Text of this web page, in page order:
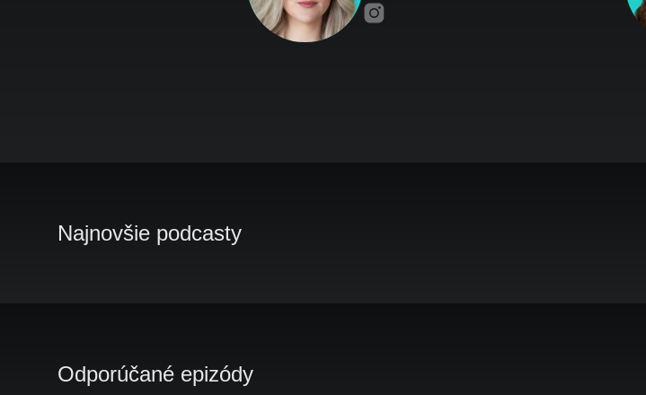
Najnovšie podcasty
Odporúčané epizódy